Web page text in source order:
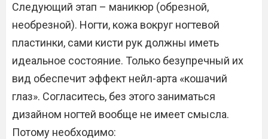
Следующий этап – маникюр (обрезной,
необрезной). Ногти, кожа вокруг ногтевой
пластинки, сами кисти рук должны иметь
идеальное состояние. Только безупречный их
вид обеспечит эффект нейл-арта «кошачий
глаз». Согласитесь, без этого заниматься
дизайном ногтей вообще не имеет смысла.
Потому необходимо: